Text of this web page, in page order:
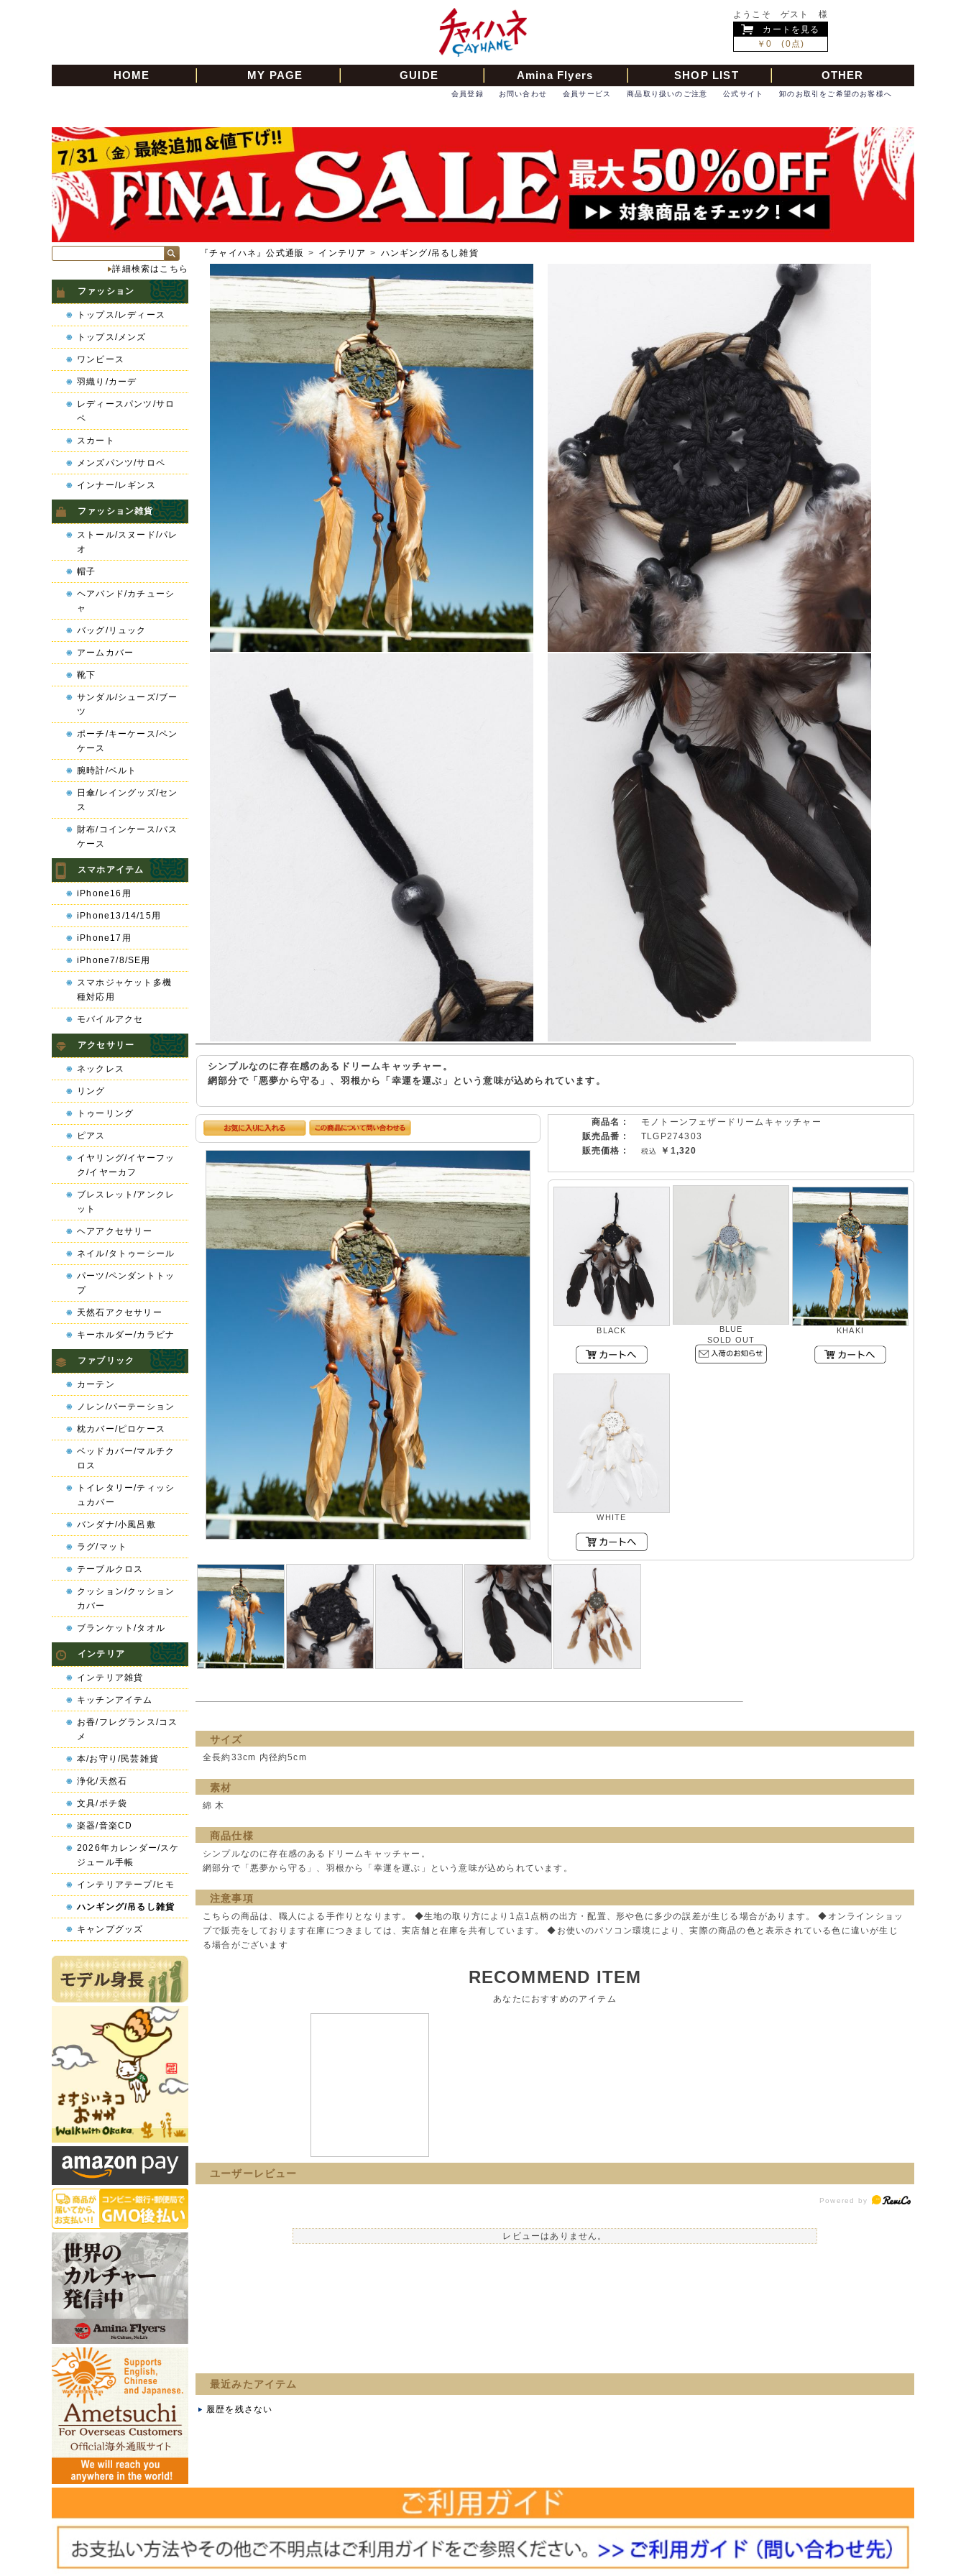
ようこそ ゲスト 様
カートを見る
￥0 (0点)
HOME MY PAGE GUIDE Amina Flyers SHOP LIST OTHER
卸のお取引をご希望のお客様へ
公式サイト
商品取り扱いのご注意
会員サービス
お問い合わせ
会員登録
『チャイハネ』公式通販 > インテリア > ハンギング/吊るし雑貨
シンプルなのに存在感のあるドリームキャッチャー。
網部分で「悪夢から守る」、羽根から「幸運を運ぶ」という意味が込められています。
商品名 :
モノトーンフェザードリームキャッチャー
販売品番 :
TLGP274303
販売価格 :
￥1,320
BLACK
BLUE
SOLD OUT
KHAKI
WHITE
サイズ
全長約33cm 内径約5cm
素材
綿 木
商品仕様
シンプルなのに存在感のあるドリームキャッチャー。
網部分で「悪夢から守る」、羽根から「幸運を運ぶ」という意味が込められています。
注意事項
こちらの商品は、職人による手作りとなります。 ◆生地の取り方により1点1点柄の出方・配置、形や色に多少の誤差が生じる場合があります。 ◆オンラインショッ
プで販売をしております在庫につきましては、実店舗と在庫を共有しています。 ◆お使いのパソコン環境により、実際の商品の色と表示されている色に違いが生じ
る場合がございます
RECOMMEND ITEM
あなたにおすすめのアイテム
ユーザーレビュー
レビューはありません。
最近みたアイテム
履歴を残さない
詳細検索はこちら
ファッション
トップス/レディース
トップス/メンズ
ワンピース
羽織り/カーデ
レディースパンツ/サロ
ペ
スカート
メンズパンツ/サロペ
インナー/レギンス
ファッション雑貨
ストール/スヌード/パレ
オ
帽子
ヘアバンド/カチューシ
ャ
バッグ/リュック
アームカバー
靴下
サンダル/シューズ/ブー
ツ
ポーチ/キーケース/ペン
ケース
腕時計/ベルト
日傘/レイングッズ/セン
ス
財布/コインケース/パス
ケース
スマホアイテム
iPhone16用
iPhone13/14/15用
iPhone17用
iPhone7/8/SE用
スマホジャケット多機
種対応用
モバイルアクセ
アクセサリー
ネックレス
リング
トゥーリング
ピアス
イヤリング/イヤーフッ
ク/イヤーカフ
ブレスレット/アンクレ
ット
ヘアアクセサリー
ネイル/タトゥーシール
パーツ/ペンダントトッ
プ
天然石アクセサリー
キーホルダー/カラビナ
ファブリック
カーテン
ノレン/パーテーション
枕カバー/ピロケース
ベッドカバー/マルチク
ロス
トイレタリー/ティッシ
ュカバー
バンダナ/小風呂敷
ラグ/マット
テーブルクロス
クッション/クッション
カバー
ブランケット/タオル
インテリア
インテリア雑貨
キッチンアイテム
お香/フレグランス/コス
メ
本/お守り/民芸雑貨
浄化/天然石
文具/ポチ袋
楽器/音楽CD
2026年カレンダー/スケ
ジュール手帳
インテリアテープ/ヒモ
ハンギング/吊るし雑貨
キャンプグッズ